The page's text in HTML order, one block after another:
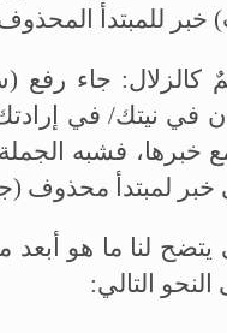
خبر للمبتدأ
جاء رفع
في نيتك/ في
خبرها، فشبه
خبر لمبتدأ محذوف
يتضح لنا ما هو
التالي: